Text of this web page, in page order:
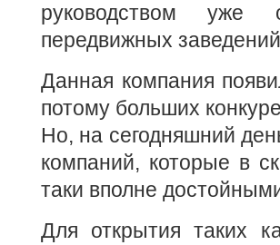
руководством уже
передвижных
Данная компания
потому больших
Но, на сегодняшний
компаний, которые в
таки вполне
Для открытия таких